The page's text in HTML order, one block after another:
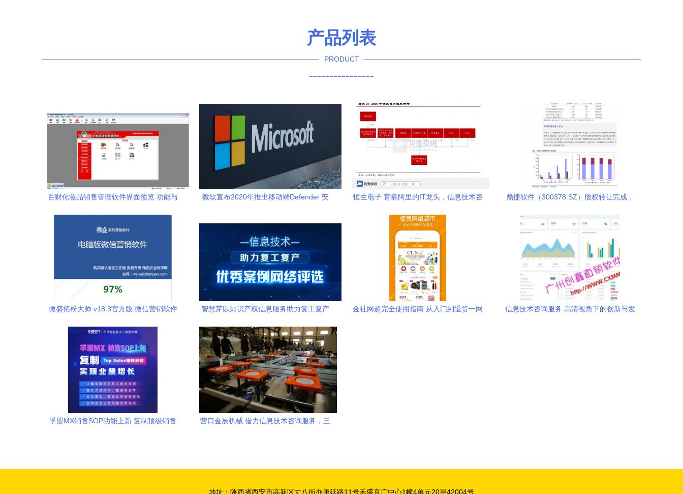
产品列表
PRODUCT
----------------
百财化妆品销售管理软件界面预览 功能与
微软宣布2020年推出移动端Defender 安
恒生电子 背靠阿里的IT龙头，信息技术咨
鼎捷软件（300378.SZ）股权转让完成，
信息更新报告
微盛拓粉大师 v18.3官方版 微信营销软件
智慧芽以知识产权信息服务助力复工复产
金社网超完全使用指南 从入门到退货一网
信息技术咨询服务 高清视角下的创新与发
孚盟MX销售SOP功能上新 复制顶级销售
营口金辰机械 借力信息技术咨询服务，三
地址：陕西省西安市高新区丈八街办唐延路11号禾盛京广中心1幢4单元20层42004号